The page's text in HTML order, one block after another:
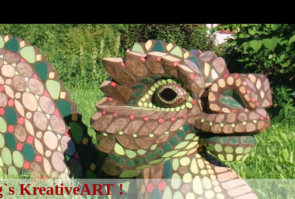
KreativeART !